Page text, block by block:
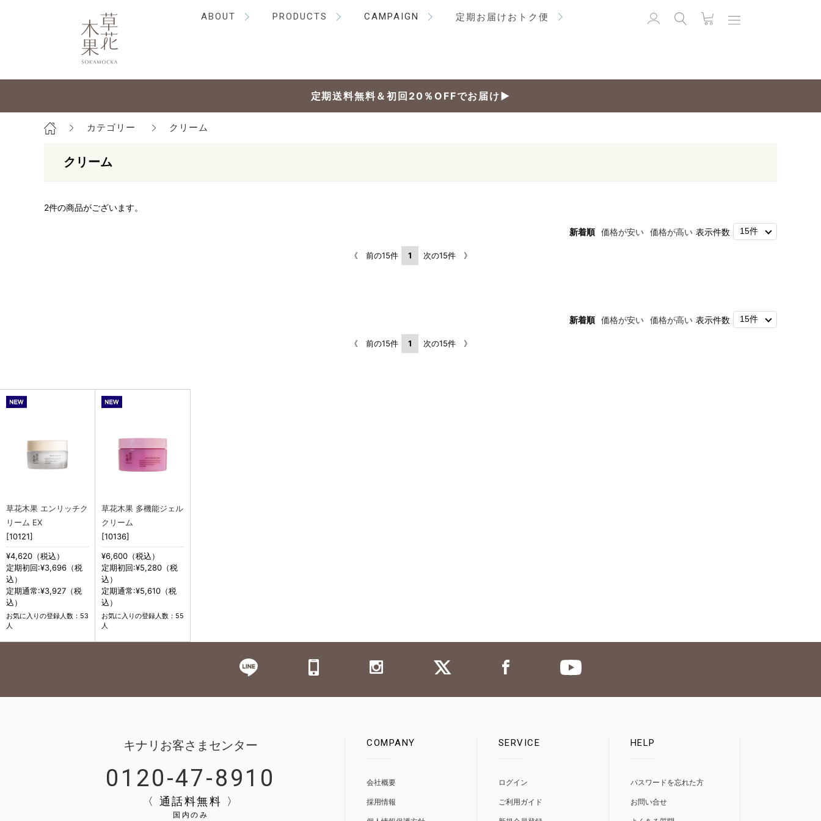
ABOUT PRODUCTS CAMPAIGN 定期お届けおトク便
定期送料無料＆初回20％OFFでお届け▶
カテゴリー クリーム
クリーム
2件の商品がございます。
新着順 価格が安い 価格が高い 表示件数
《 前の15件 1 次の15件 》
新着順 価格が安い 価格が高い 表示件数
《 前の15件 1 次の15件 》
草花木果 エンリッチク
リーム EX
[10121]
¥4,620（税込）
定期初回:¥3,696（税
込）
定期通常:¥3,927（税
込）
お気に入りの登録人数：53
人
草花木果 多機能ジェル
クリーム
[10136]
¥6,600（税込）
定期初回:¥5,280（税
込）
定期通常:¥5,610（税
込）
お気に入りの登録人数：55
人
キナリお客さまセンター
0120-47-8910
〈 通話料無料 〉
国内のみ
COMPANY
会社概要
採用情報
SERVICE
ログイン
ご利用ガイド
HELP
パスワードを忘れた方
お問い合せ